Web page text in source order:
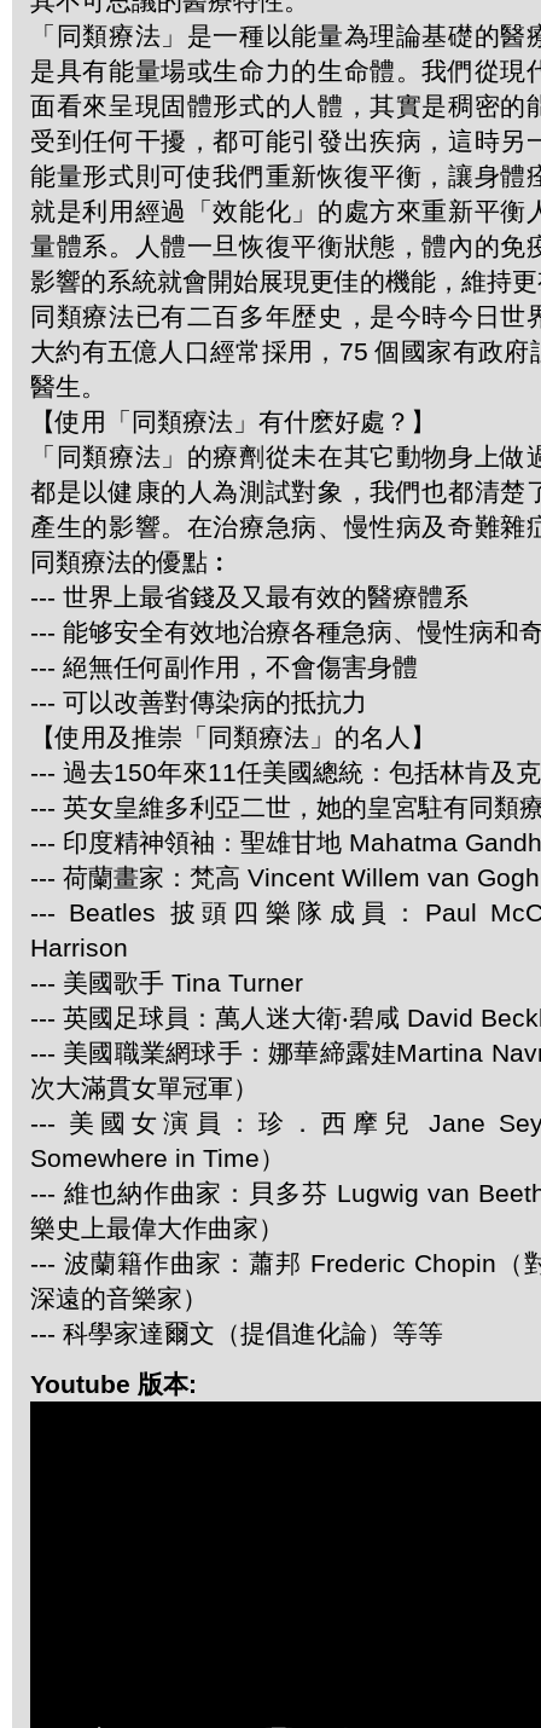
「同類療法」是一種以能量為理論基礎的醫
是具有能量場或生命力的生命體。我們從現
面看來呈現固體形式的人體，其實是稠密的
受到任何干擾，都可能引發出疾病，這時另
能量形式則可使我們重新恢復平衡，讓身體
就是利用經過「效能化」的處方來重新平衡
量體系。人體一旦恢復平衡狀態，體內的免
影響的系統就會開始展現更佳的機能，維持
同類療法已有二百多年歴史，是今時今日世
大約有五億人口經常採用，75 個國家有政府
醫生。
【使用「同類療法」有什麽好處？】
「同類療法」的療劑從未在其它動物身上做
都是以健康的人為測試對象，我們也都清楚
產生的影響。在治療急病、慢性病及奇難雜
同類療法的優點︰
--- 世界上最省錢及又最有效的醫療體系
--- 能够安全有效地治療各種急病、慢性病和
--- 絕無任何副作用，不會傷害身體
--- 可以改善對傳染病的抵抗力
【使用及推崇「同類療法」的名人】
--- 過去150年來11任美國總統：包括林肯及
--- 英女皇維多利亞二世，她的皇宮駐有同類
--- 印度精神領袖：聖雄甘地 Mahatma
--- 荷蘭畫家：梵高 Vincent Willem van Gogh
--- Beatles 披頭四樂隊成員：Paul
Harrison
--- 美國歌手 Tina Turner
--- 英國足球員：萬人迷大衛‧碧咸 David
--- 美國職業網球手：娜華締露娃Martina
次大滿貫女單冠軍）
--- 美國女演員：珍．西摩兒 Jane
Somewhere in Time）
--- 維也納作曲家：貝多芬 Lugwig van
樂史上最偉大作曲家）
--- 波蘭籍作曲家：蕭邦 Frederic Chopin（
深遠的音樂家）
--- 科學家達爾文（提倡進化論）等等
Youtube 版本: